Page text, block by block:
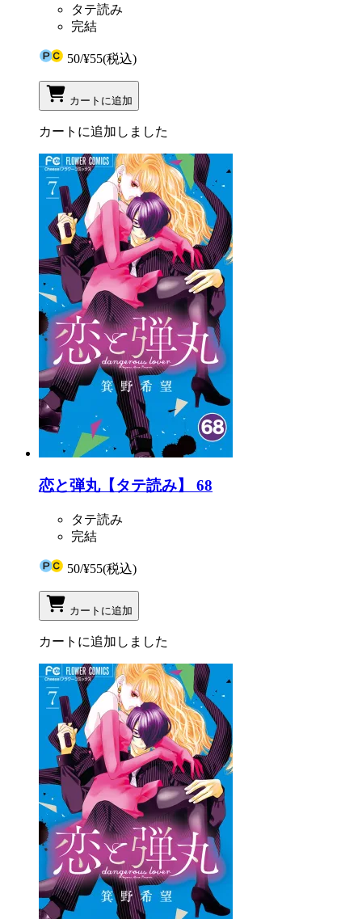
タテ読み
完結
50/¥55(税込)
カートに追加
カートに追加しました
恋と弾丸【タテ読み】 68
タテ読み
完結
50/¥55(税込)
カートに追加
カートに追加しました